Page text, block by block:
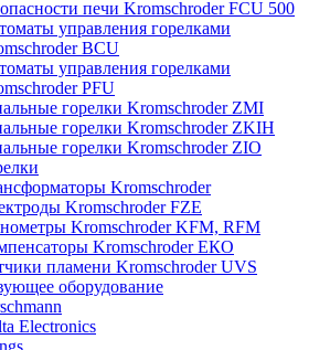
печи Kromschroder FCU 500
управления горелками
BCU
управления горелками
PFU
горелки Kromschroder ZМI
горелки Kromschroder ZKIH
горелки Kromschroder ZIO
Kromschroder
Kromschroder FZE
Kromschroder KFM, RFM
Kromschroder ЕКО
пламени Kromschroder UVS
оборудование
Electronics